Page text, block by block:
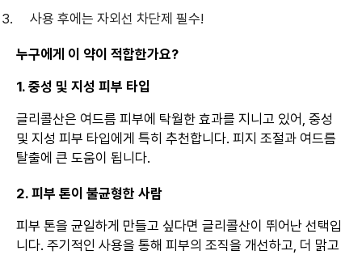
사용 후에는 자외선 차단제 필수!
누구에게 이 약이 적합한가요?
1. 중성 및 지성 피부 타입
글리콜산은 여드름 피부에 탁월한 효과를 지니고 있어, 중성
및 지성 피부 타입에게 특히 추천합니다. 피지 조절과 여드름
탈출에 큰 도움이 됩니다.
2. 피부 톤이 불균형한 사람
피부 톤을 균일하게 만들고 싶다면 글리콜산이 뛰어난 선택입
니다. 주기적인 사용을 통해 피부의 조직을 개선하고, 더 맑고